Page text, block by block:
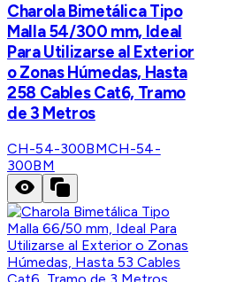
Charola Bimetálica Tipo
Malla 54/300 mm, Ideal
Para Utilizarse al Exterior
o Zonas Húmedas, Hasta
258 Cables Cat6, Tramo
de 3 Metros
CH-54-300BMCH-54-
300BM